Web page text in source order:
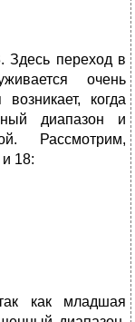
Здесь переход в
очень
когда
диапазон и
Рассмотрим,
18:
как младшая